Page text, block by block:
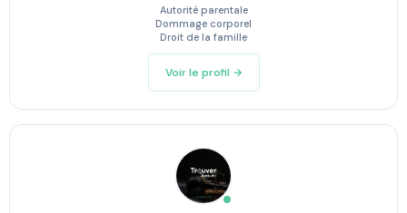
Autorité parentale
Dommage corporel
Droit de la famille
Voir le profil →